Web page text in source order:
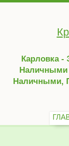
Карловка
Наличными
Наличными,